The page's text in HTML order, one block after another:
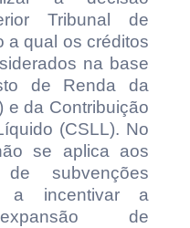
Tribunal de
a qual os créditos
na base
de Renda da
e da Contribuição
(CSLL). No
se aplica aos
subvenções
a incentivar a
de